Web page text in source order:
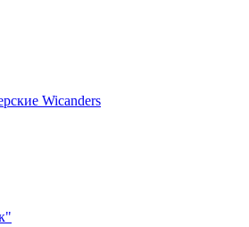
Wicanders